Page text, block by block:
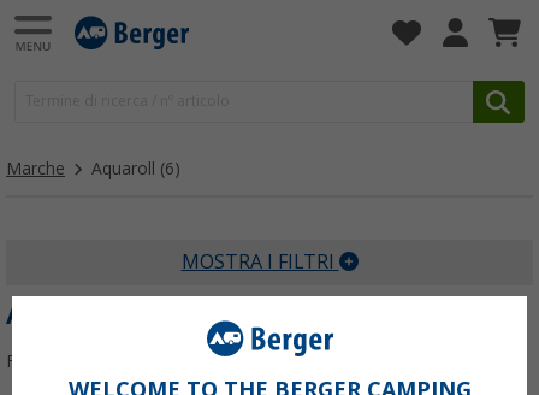
Marche Aquaroll (6)
MOSTRA I FILTRI
AQUAROLL
Filtrare per: